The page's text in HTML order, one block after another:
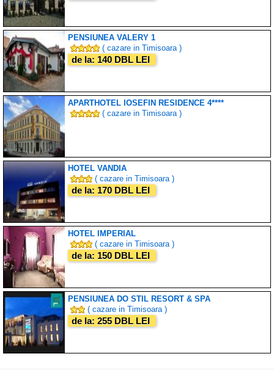
PENSIUNEA VALERY 1
( cazare in Timisoara )
de la: 140 DBL LEI
APARTHOTEL IOSEFIN RESIDENCE 4****
( cazare in Timisoara )
HOTEL VANDIA
( cazare in Timisoara )
de la: 170 DBL LEI
HOTEL IMPERIAL
( cazare in Timisoara )
de la: 150 DBL LEI
PENSIUNEA DO STIL RESORT & SPA
( cazare in Timisoara )
de la: 255 DBL LEI